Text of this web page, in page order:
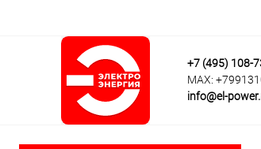
+7 (495) 108-
MAX:
info@el-